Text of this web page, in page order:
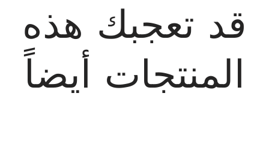
قد تعجبك هذه
المنتجات أيضاً